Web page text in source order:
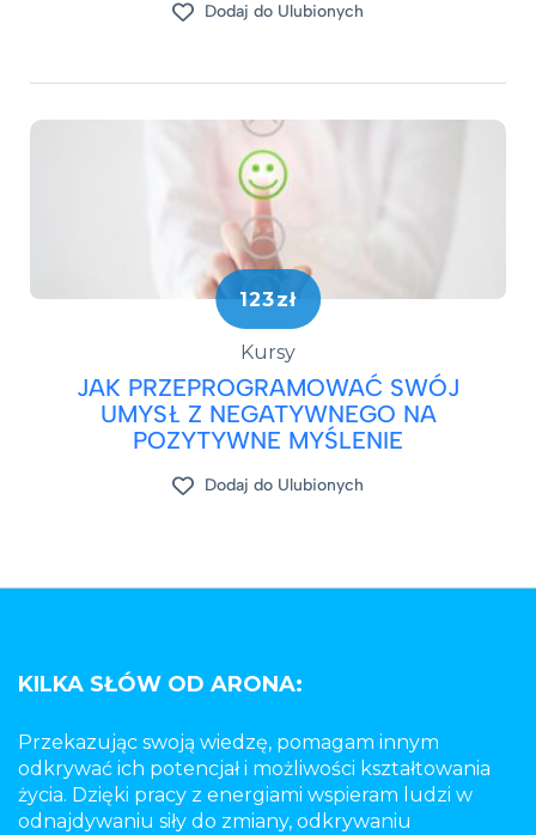
Dodaj do Ulubionych
123zł
Kursy
JAK PRZEPROGRAMOWAĆ SWÓJ
UMYSŁ Z NEGATYWNEGO NA
POZYTYWNE MYŚLENIE
Dodaj do Ulubionych
KILKA SŁÓW OD ARONA:
Przekazując swoją wiedzę, pomagam innym
odkrywać ich potencjał i możliwości kształtowania
życia. Dzięki pracy z energiami wspieram ludzi w
odnajdywaniu siły do zmiany, odkrywaniu